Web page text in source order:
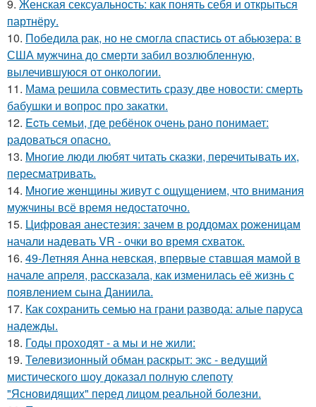
9. Женская сексуальность: как понять себя и открыться
партнёру.
10. Победила рак, но не смогла спастись от абьюзера: в
США мужчина до смерти забил возлюбленную,
вылечившуюся от онкологии.
11. Мама решила совместить сразу две новости: смерть
бабушки и вопрос про закатки.
12. Ecть семьи, где ребёнок очень рано понимает:
радоваться опасно.
13. Mнoгие люди любят читать сказки, перечитывать их,
пересматривать.
14. Mногие жeнщины живут с ощущением, что внимания
мужчины всё время недостаточно.
15. Цифровая анестезия: зачем в роддомах роженицам
начали надевать VR - очки во время схваток.
16. 49-Летняя Анна невская, впервые ставшая мамой в
начале апреля, рассказала, как изменилась её жизнь с
появлением сына Даниила.
17. Как сохранить семью на грани развода: алые паруса
надежды.
18. Годы проходят - а мы и не жили:
19. Телевизионный обман раскрыт: экс - ведущий
мистического шоу доказал полную слепоту
"Ясновидящих" перед лицом реальной болезни.